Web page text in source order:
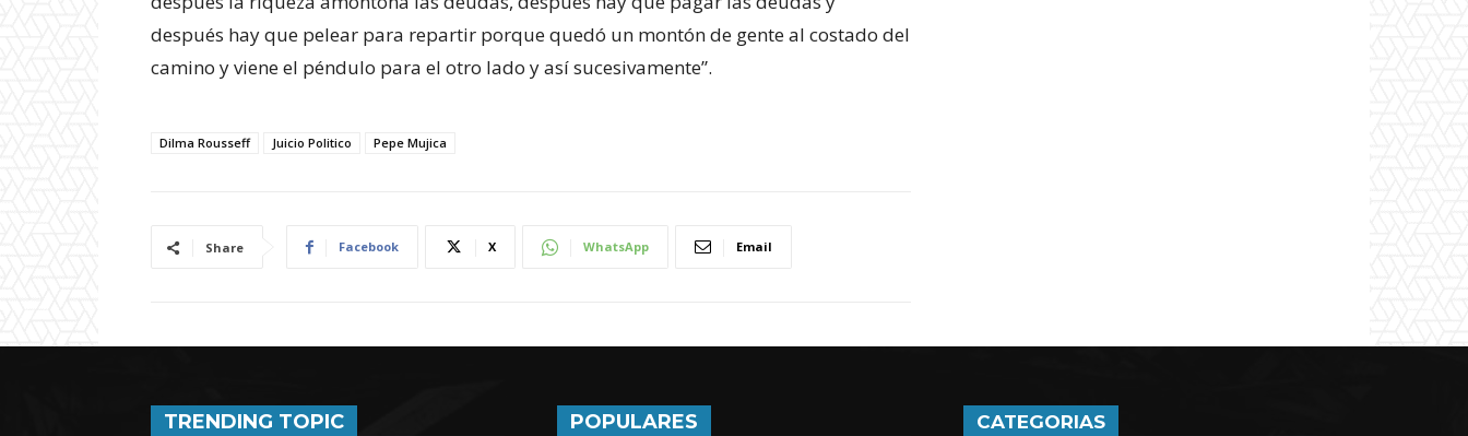
después hay que pelear para repartir porque quedó un montón de gente al costado del
camino y viene el péndulo para el otro lado y así sucesivamente”.
Dilma Rousseff Juicio Politico Pepe Mujica
Share Facebook X WhatsApp Email
TRENDING TOPIC POPULARES CATEGORIAS